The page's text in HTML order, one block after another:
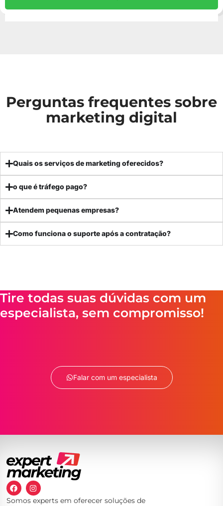
Perguntas frequentes sobre
marketing digital
Quais os serviços de marketing oferecidos?
o que é tráfego pago?
Atendem pequenas empresas?
Como funciona o suporte após a contratação?
Tire todas suas dúvidas com um
especialista, sem compromisso!
Falar com um especialista
Somos experts em oferecer soluções de